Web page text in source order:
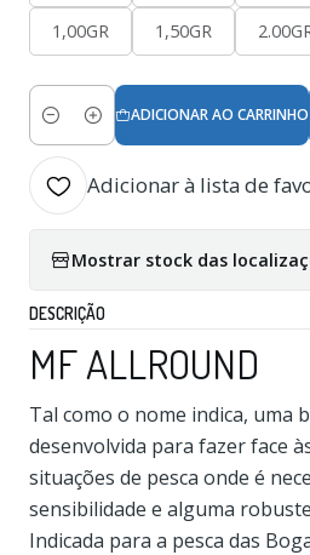
1,00GR 1,50GR
Quantidade
ADICIONAR AO CARRINHO
Adicionar à lista de
Mostrar stock das
DESCRIÇÃO
MF ALLROUND
Tal como o nome indica, uma
desenvolvida para fazer face
situações de pesca onde é
sensibilidade e alguma
Indicada para a pesca das